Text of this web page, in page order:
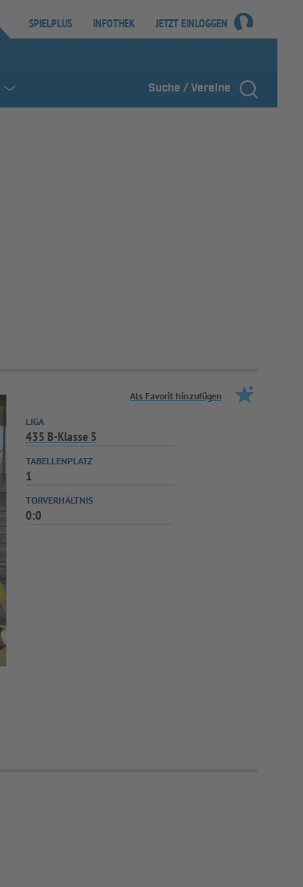
SPIELPLUS INFOTHEK JETZT EINLOGGEN
Suche / Vereine
Als Favorit hinzufügen
LIGA
435 B-Klasse 5
TABELLENPLATZ
1
TORVERHÄLTNIS
0:0